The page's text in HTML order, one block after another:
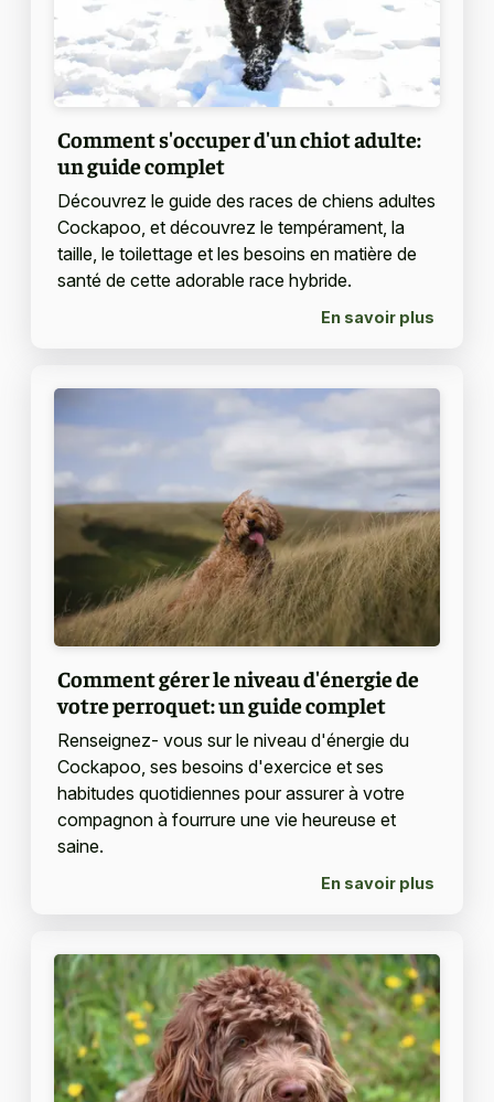
Comment s'occuper d'un chiot adulte:
un guide complet
Découvrez le guide des races de chiens adultes
Cockapoo, et découvrez le tempérament, la
taille, le toilettage et les besoins en matière de
santé de cette adorable race hybride.
En savoir plus
Comment gérer le niveau d'énergie de
votre perroquet: un guide complet
Renseignez- vous sur le niveau d'énergie du
Cockapoo, ses besoins d'exercice et ses
habitudes quotidiennes pour assurer à votre
compagnon à fourrure une vie heureuse et
saine.
En savoir plus